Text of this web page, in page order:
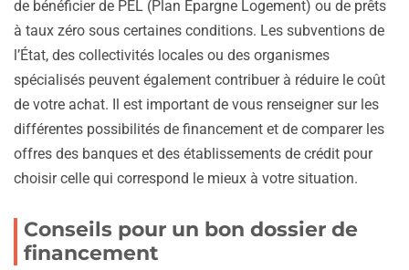
de bénéficier de PEL (Plan Épargne Logement) ou de prêts
à taux zéro sous certaines conditions. Les subventions de
l’État, des collectivités locales ou des organismes
spécialisés peuvent également contribuer à réduire le coût
de votre achat. Il est important de vous renseigner sur les
différentes possibilités de financement et de comparer les
offres des banques et des établissements de crédit pour
choisir celle qui correspond le mieux à votre situation.
Conseils pour un bon dossier de
financement